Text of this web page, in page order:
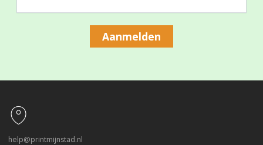
Aanmelden
help@printmijnstad.nl